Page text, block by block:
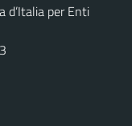
d’Italia per Enti